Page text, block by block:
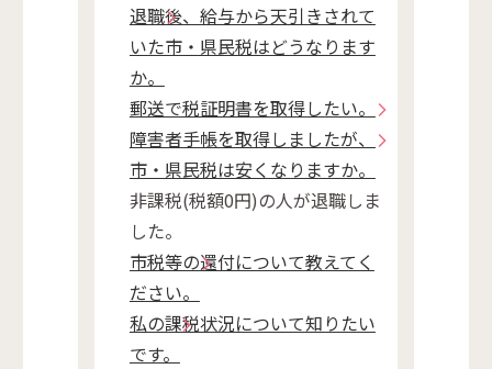
退職後、給与から天引きされて
いた市・県民税はどうなります
か。
郵送で税証明書を取得したい。
障害者手帳を取得しましたが、
市・県民税は安くなりますか。
非課税(税額0円)の人が退職しま
した。
市税等の還付について教えてく
ださい。
私の課税状況について知りたい
です。